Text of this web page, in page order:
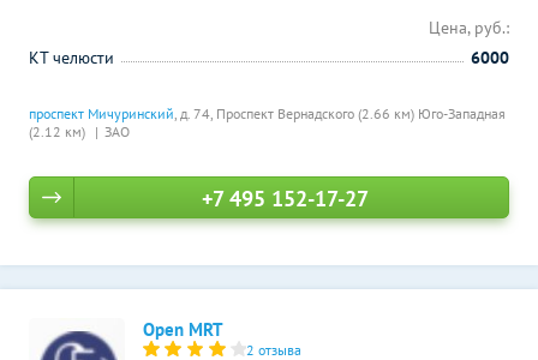
проспект Мичуринский, д. 74, Проспект Вернадского (2.66 км) Юго-Западная
(2.12 км)
ЗАО
Цена, руб.:
КТ челюсти
6000
+7 495 152-17-27
Open MRT
2 отзыва